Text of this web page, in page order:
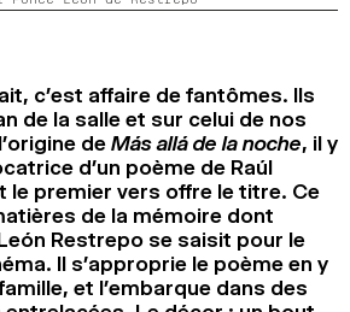
c’est affaire de fantômes. Ils
de la salle et sur celui de nos
de Más allá de la noche, il y
d’un poème de Raúl
le premier vers offre le titre. Ce
de la mémoire dont
Restrepo se saisit pour le
Il s’approprie le poème en y
et l’embarque dans des